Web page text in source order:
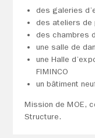
des galeries
des ateliers de
des chambres
une salle de
une Halle
FIMINCO
un bâtiment
Mission de MOE,
Structure.